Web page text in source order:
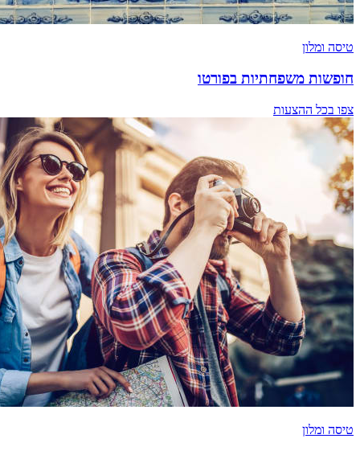
טיסה ומלון
חופשות משפחתיות בפורטו
צפו בכל ההצעות
טיסה ומלון